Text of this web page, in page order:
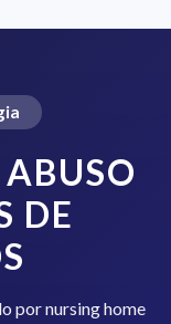
DE
por nursing home